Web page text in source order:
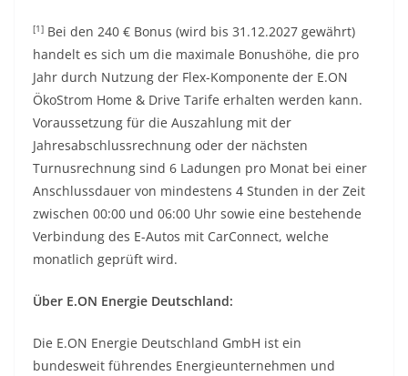
[1] Bei den 240 € Bonus (wird bis 31.12.2027 gewährt)
handelt es sich um die maximale Bonushöhe, die pro
Jahr durch Nutzung der Flex-Komponente der E.ON
ÖkoStrom Home & Drive Tarife erhalten werden kann.
Voraussetzung für die Auszahlung mit der
Jahresabschlussrechnung oder der nächsten
Turnusrechnung sind 6 Ladungen pro Monat bei einer
Anschlussdauer von mindestens 4 Stunden in der Zeit
zwischen 00:00 und 06:00 Uhr sowie eine bestehende
Verbindung des E-Autos mit CarConnect, welche
monatlich geprüft wird.
Über E.ON Energie Deutschland:
Die E.ON Energie Deutschland GmbH ist ein
bundesweit führendes Energieunternehmen und